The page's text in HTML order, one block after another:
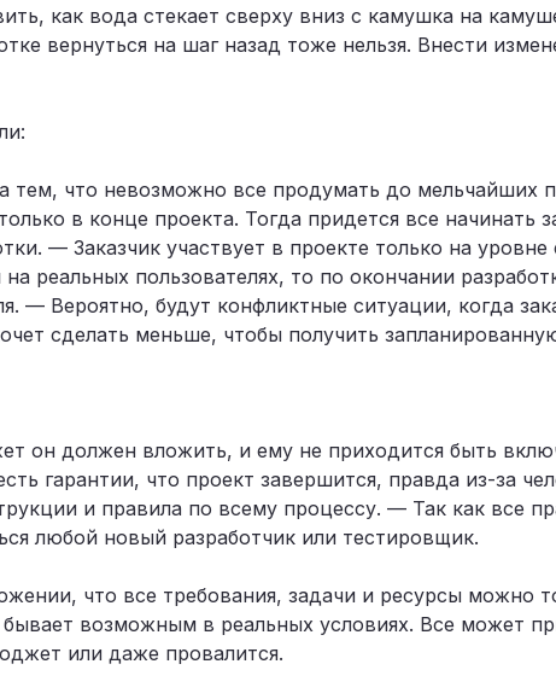
как вода стекает сверху вниз с камушка на
вернуться на шаг назад тоже нельзя. Внести
тем, что невозможно все продумать до мельчайших
в конце проекта. Тогда придется все начинать
— Заказчик участвует в проекте только на
реальных пользователях, то по окончании
— Вероятно, будут конфликтные ситуации, когда
сделать меньше, чтобы получить
он должен вложить, и ему не приходится быть
гарантии, что проект завершится, правда из-за
и правила по всему процессу. — Так как все
любой новый разработчик или тестировщик.
что все требования, задачи и ресурсы можно
возможным в реальных условиях. Все может
или даже провалится.